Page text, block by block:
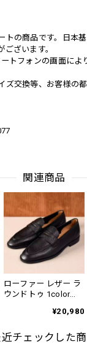
トの商品です。日本
ざいます。
トフォンの画面によ
ズ交換等、お客様の
関連商品
ローファー レザー ラ
ウンドトゥ 1color
¥20,980
チェックした